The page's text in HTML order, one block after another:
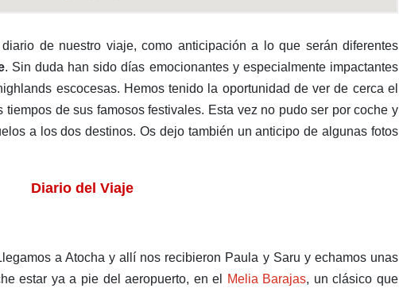
de nuestro viaje, como anticipación a lo que serán diferentes
. Sin duda han sido días emocionantes y especialmente impactantes
escocesas. Hemos tenido la oportunidad de ver de cerca el
de sus famosos festivales. Esta vez no pudo ser por coche y
a los dos destinos. Os dejo también un anticipo de algunas fotos
Diario del Viaje
a Atocha y allí nos recibieron Paula y Saru y echamos unas
estar ya a pie del aeropuerto, en el
Melia Barajas, un clásico que